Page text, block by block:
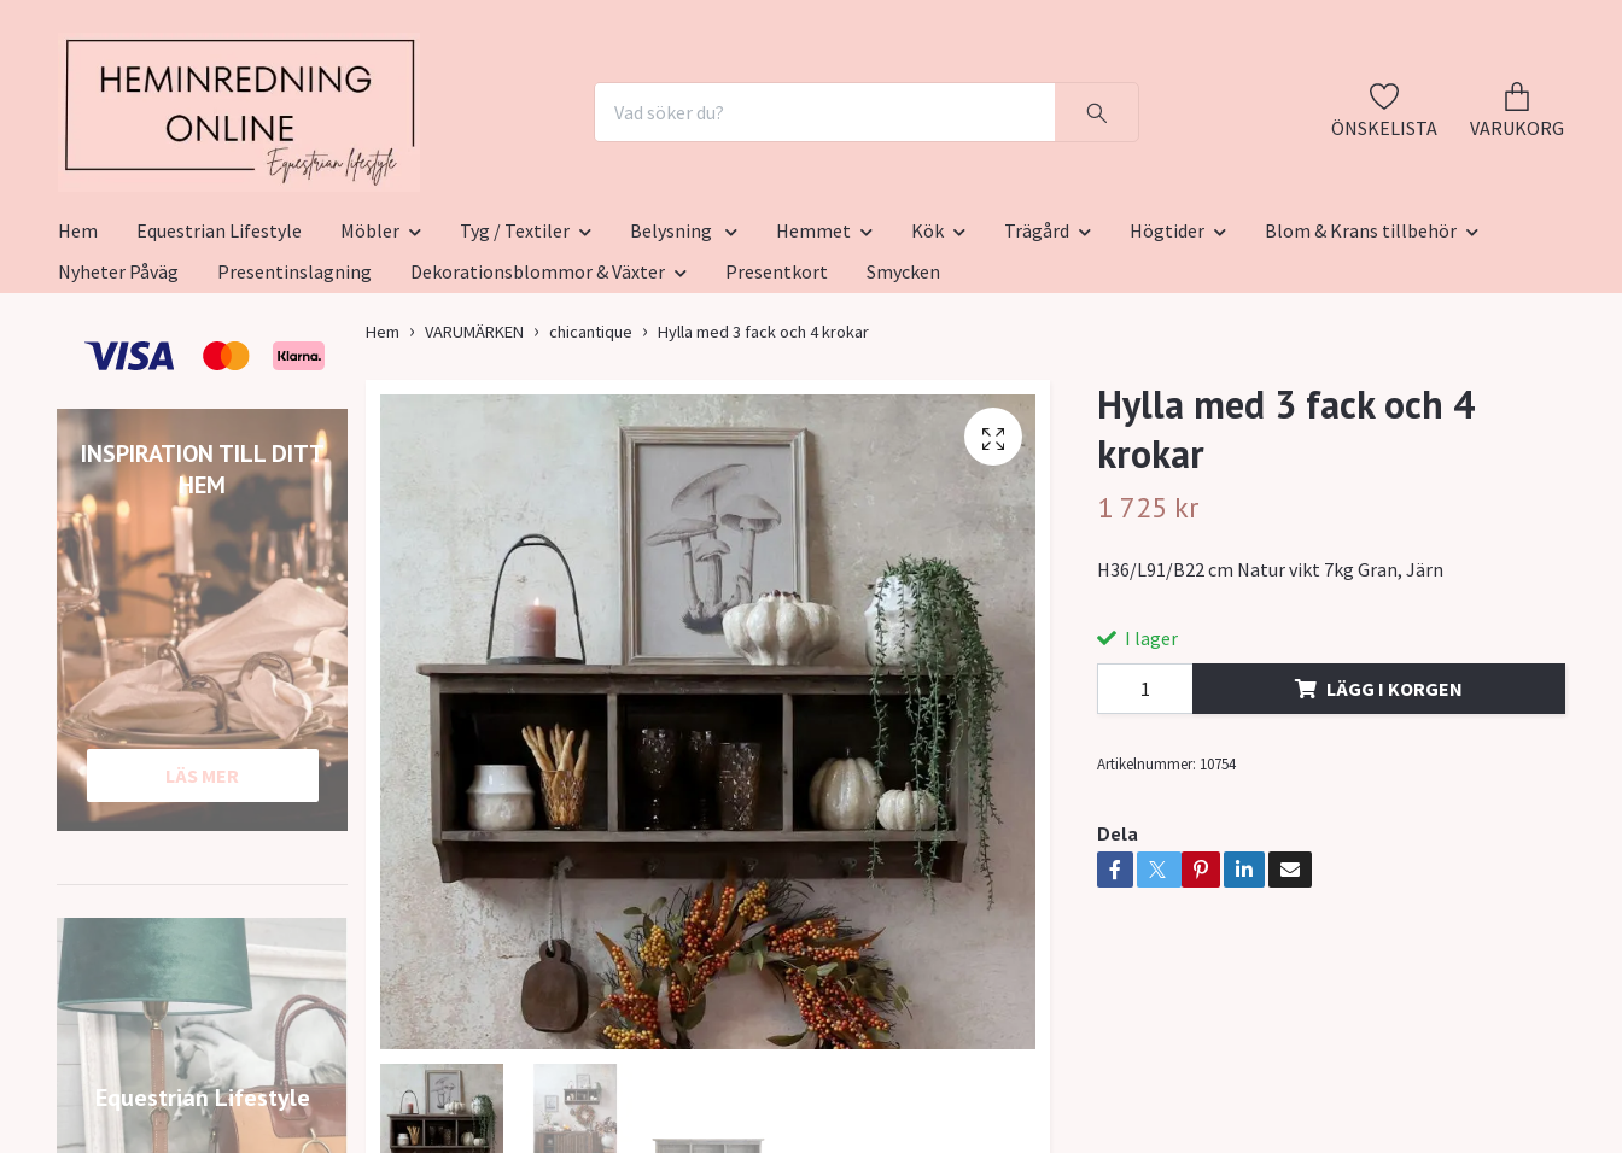
ÖNSKELISTA VARUKORG
Hem Equestrian Lifestyle Möbler Tyg / Textiler Belysning Hemmet Kök Trägård Högtider
Blom & Krans tillbehör
Nyheter Påväg
Presentinslagning Dekorationsblommor & Växter Presentkort Smycken
INSPIRATION TILL DITT
HEM
LÄS MER
Equestrian Lifestyle
Hem VARUMÄRKEN chicantique Hylla med 3 fack och 4 krokar
Hylla med 3 fack och 4
krokar
1 725 kr
H36/L91/B22 cm Natur vikt 7kg Gran, Järn
I lager
LÄGG I KORGEN
Artikelnummer: 10754
Dela